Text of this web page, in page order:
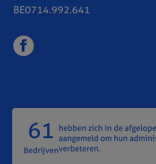
BE0714.992.641
onFact Algemene voorwaarden
Privacy overeenkomst (GDPR)
61
Bedrijven
hebben zich in de
aangemeld om hun
verbeteren.